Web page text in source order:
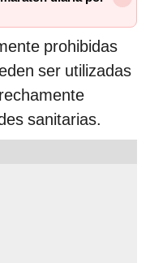
prohibidas
ser utilizadas
sanitarias.